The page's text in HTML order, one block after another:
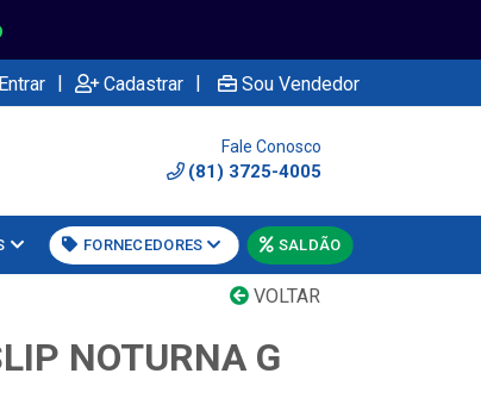
Entrar | Cadastrar | Sou Vendedor
Fale Conosco
(81) 3725-4005
FORNECEDORES SALDÃO
VOLTAR
NOTURNA G